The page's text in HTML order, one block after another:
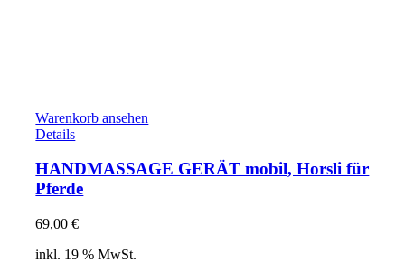
Warenkorb ansehen
Details
HANDMASSAGE GERÄT mobil, Horsli für
Pferde
69,00€
inkl. 19 % MwSt.